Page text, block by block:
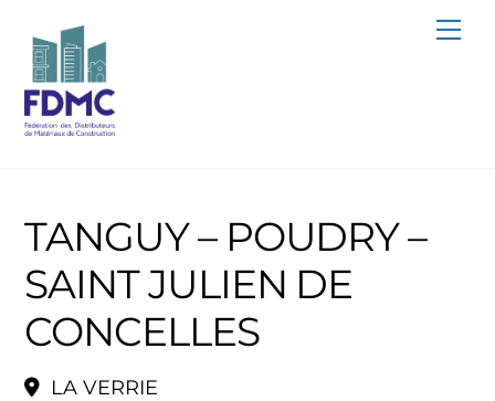
content
TANGUY – POUDRY –
SAINT JULIEN DE
CONCELLES
LA VERRIE